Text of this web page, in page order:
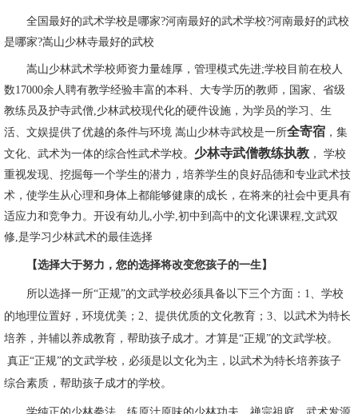
全国最好的武术学校是哪家?河南最好的武术学校?河南最好的武校
是哪家?嵩山少林寺最好的武校
嵩山少林武术学校师资力量雄厚，管理模式先进;学校目前在校人
数17000余人聘有教学经验丰富的本科、大专学历的教师，国家、省级
教练员及护寺武僧,少林武校现代化的硬件设施，为学员的学习、生
活、文娱提供了优越的条件与环境 嵩山少林寺武校是一所全寄宿 ，集
文化、武术为一体的综合性武术学校。 少林寺武僧教练执教 ， 学校
重视发现、挖掘每一个学生的潜力，培养学生的良好品德和专业武术技
术，使学生从心理和身体上都能够健康的成长，在将来的社会中更具有
适应力和竞争力。开设有幼儿,小学,初中到高中的文化课课程,文武双
修,是学习少林武术的最佳选择
【选择大于努力，您的选择将改变您孩子的一生】
所以选择一所“正规”的文武学校必须具备以下三个方面：1、学校
的地理位置好，环境优美；2、提供优质的文化教育；3、以武术为特长
培养，并辅以养成教育，帮助孩子成才。才算是“正规”的文武学校。
真正“正规”的文武学校，必须是以文化为主，以武术为特长培养孩子
综合素质，帮助孩子成才的学校。